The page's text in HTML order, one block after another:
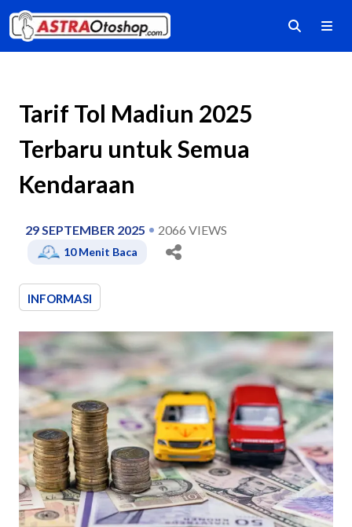
Tarif Tol Madiun 2025
Terbaru untuk Semua
Kendaraan
29 SEPTEMBER 2025 2066 VIEWS
10Menit Baca
INFORMASI